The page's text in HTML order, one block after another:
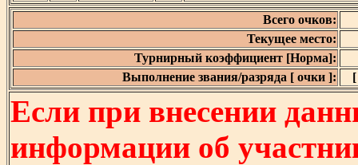
Всего очков:
Текущее место:
Турнирный коэффициент [Норма]:
Выполнение звания/разряда [ очки ]:
Если при внесении
информации об